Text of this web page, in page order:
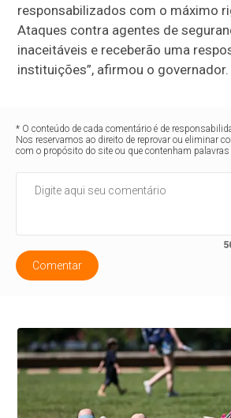
responsabilizados com o máximo
Ataques contra agentes de
inaceitáveis e receberão uma
instituições”, afirmou o governador.
* O conteúdo de cada comentário é de
Nos reservamos ao direito de reprovar ou eliminar
com o propósito do site ou que contenham
Comentar